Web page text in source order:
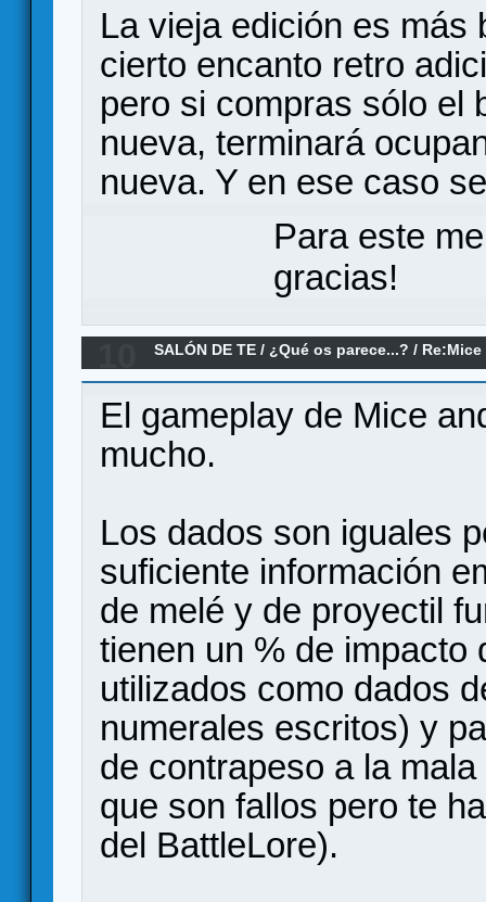
La vieja edición es más
cierto encanto retro
pero si compras sólo el
nueva, terminará
nueva. Y en ese caso
Para este
gracias!
SALÓN DE TE / ¿Qué os parece...? /
El gameplay de Mice
mucho.
Los dados son iguales
suficiente información
de melé y de proyectil
tienen un % de impacto
utilizados como dados
numerales escritos) y
de contrapeso a la
que son fallos pero te
del BattleLore).